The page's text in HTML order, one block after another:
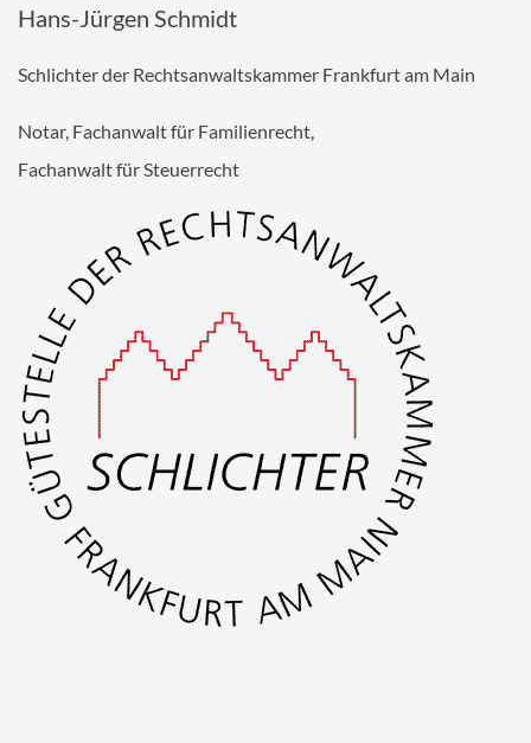
Hans-Jürgen Schmidt
Schlichter der Rechtsanwaltskammer Frankfurt am Main
Notar, Fachanwalt für Familienrecht,
Fachanwalt für Steuerrecht